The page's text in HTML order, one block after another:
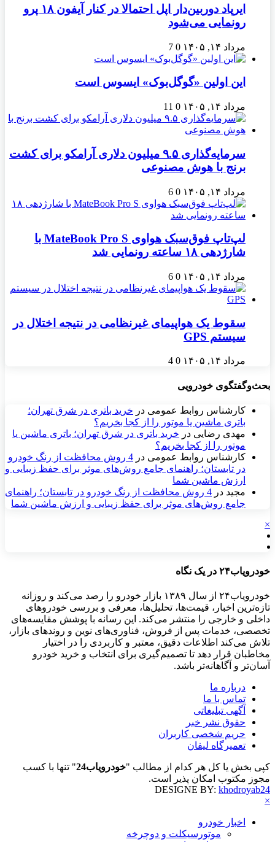
ایرپاد دوربین‌دار اپل احتمالا در کنار آیفون ۱۸ پرو
رونمایی می‌شود
مرداد ۱۴, ۱۴۰۵ 0
7
این اولین «گوگل‌بوک» ایسوس است
مرداد ۱۴, ۱۴۰۵ 0
11
سرمایه‌گذاری ۹.۵ میلیون دلاری آرامکو برای کشت
برنج با هوش مصنوعی
مرداد ۱۴, ۱۴۰۵ 0
6
لپ‌تاپ فوق‌سبک هواوی MateBook Pro S با
شارژدهی ۱۸ ساعته رونمایی شد
مرداد ۱۴, ۱۴۰۵ 0
6
سقوط یک هواپیمای غیرنظامی در نتیجه اختلال در
سیستم‌ GPS
مرداد ۱۴, ۱۴۰۵ 0
4
بحث‌وگفتگوی خودرویی
کارشناس روابط عمومی در خرید باتری در شرق تهران؛
باتری ماشین یا موتور را از کجا بخریم؟
مهدی رضایی در خرید باتری در شرق تهران؛ باتری ماشین یا
موتور را از کجا بخریم؟
کارشناس روابط عمومی در
4 روش محافظت از رنگ خودرو
در تابستان؛ راهنمای جامع روش‌های موثر برای حفظ زیبایی و
ارزش ماشین شما
مجید در
4 روش محافظت از رنگ خودرو در تابستان؛ راهنمای
جامع روش‌های موثر برای حفظ زیبایی و ارزش ماشین شما
×
خودرویاب۲۴ در یک نگاه
خودرویاب۲۴ از سال ۱۳۸۹ بازار خودرو را رصد می‌کند و روزانه
تازه‌ترین اخبار، قیمت‌ها، تحلیل‌ها، معرفی و بررسی خودروهای
داخلی و خارجی را منتشر می‌کند. این رسانه با پوشش مقایسه‌های
تخصصی، خدمات پس از فروش، فناوری‌های نوین و روندهای بازار،
تلاش می‌کند اطلاعات دقیق، معتبر و کاربردی را در اختیار
مخاطبان قرار دهد تا تصمیم‌گیری برای انتخاب و خرید خودرو
آسان‌تر و آگاهانه‌تر باشد.
درباره ما
تماس با ما
آگهی تبلیغاتی
حقوق نشر خبر
حریم شخصی کاربران
تعمیرگاه لیفان
کپی بخش یا کل هر کدام از مطالب "خودرویاب24
" تنها با کسب
مجوز مکتوب امکان پذیر است.
DESIGNE BY: khodroyab24
×
اخبار خودرو
موتورسیکلت و دوچرخه